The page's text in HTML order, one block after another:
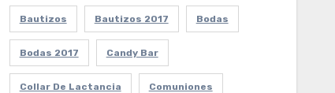
Bautizos Bautizos 2017 Bodas
Bodas 2017 Candy Bar
Collar De Lactancia Comuniones